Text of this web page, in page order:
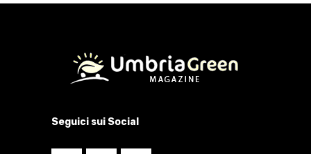
Seguici sui Social